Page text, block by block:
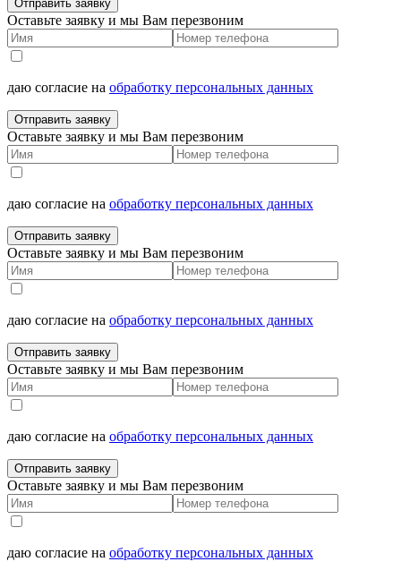
Отправить заявку
Оставьте заявку и мы Вам перезвоним
даю согласие на обработку персональных данных
Отправить заявку
Оставьте заявку и мы Вам перезвоним
даю согласие на обработку персональных данных
Отправить заявку
Оставьте заявку и мы Вам перезвоним
даю согласие на обработку персональных данных
Отправить заявку
Оставьте заявку и мы Вам перезвоним
даю согласие на обработку персональных данных
Отправить заявку
Оставьте заявку и мы Вам перезвоним
даю согласие на обработку персональных данных